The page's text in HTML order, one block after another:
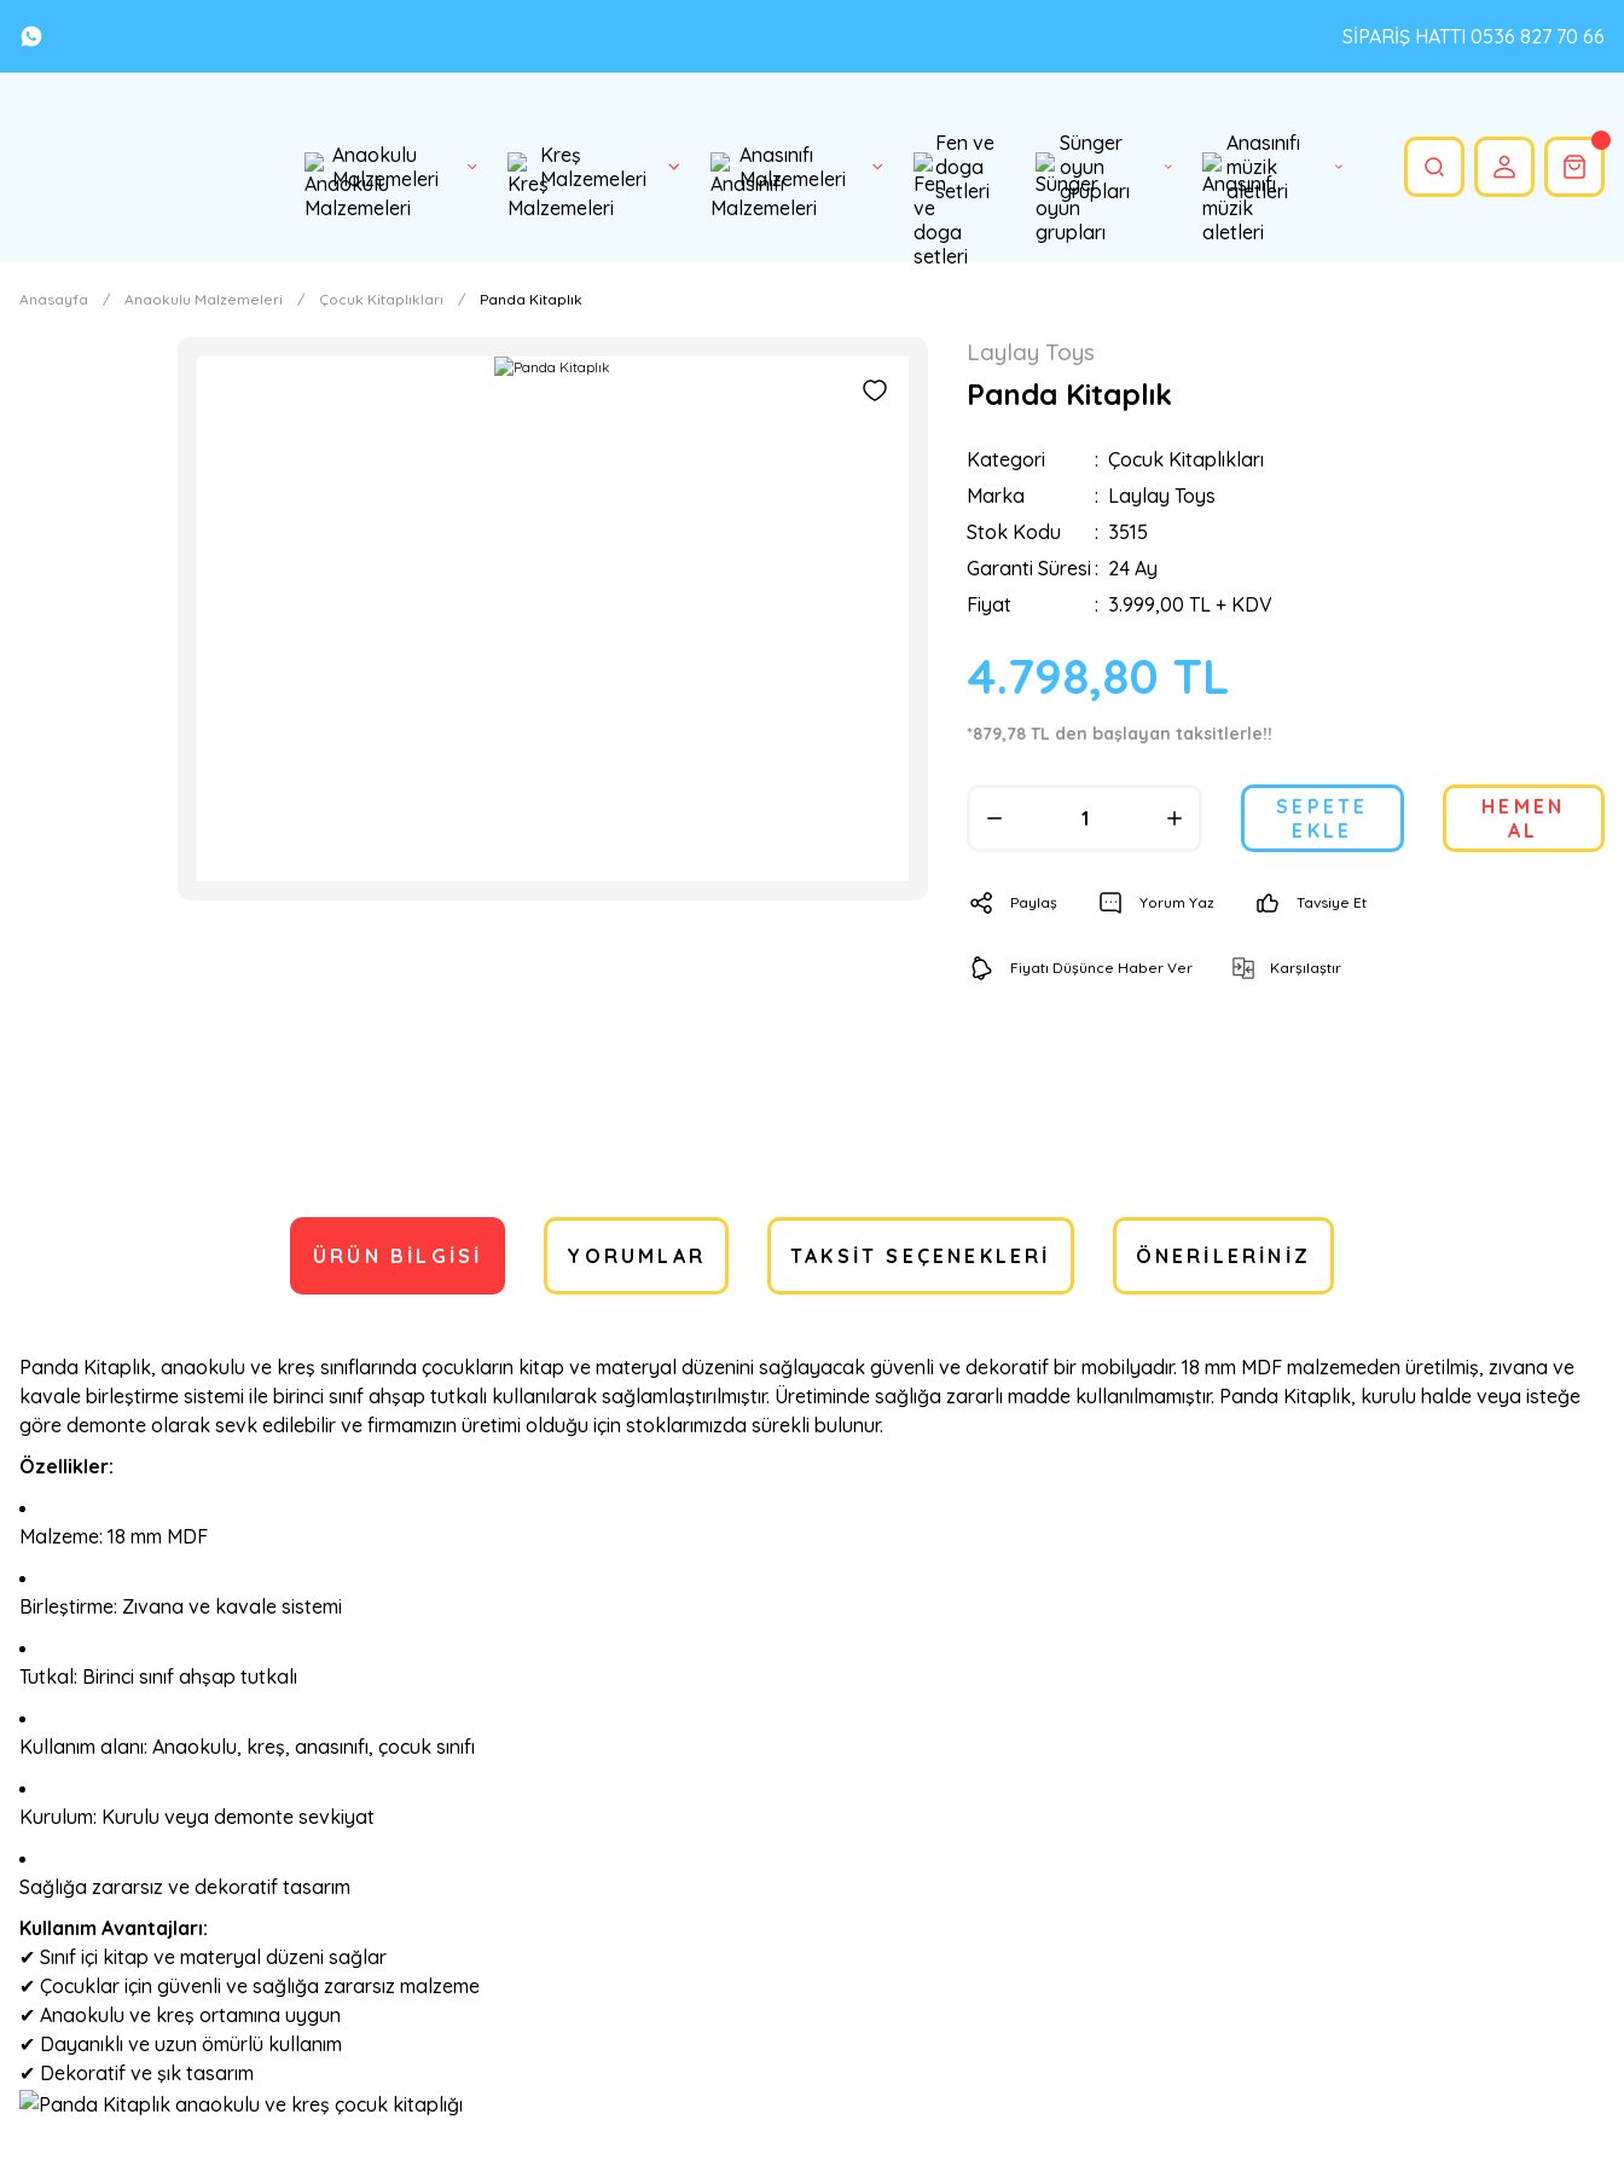
SİPARİŞ HATTI 0536 827 70 66
Anaokulu
Malzemeleri
Kreş
Malzemeleri
Anasınıfı
Malzemeleri
Fen ve
doga
setleri
Sünger
oyun
grupları
Anasınıfı
müzik
aletleri
Anasayfa Anaokulu Malzemeleri Çocuk Kitaplıkları Panda Kitaplık
Laylay Toys
Panda Kitaplık
Kategori
Çocuk Kitaplıkları
Marka
Laylay Toys
Stok Kodu
3515
Garanti Süresi
24 Ay
Fiyat
3.999,00 TL + KDV
4.798,80 TL
*879,78 TL den başlayan taksitlerle!!
SEPETE
EKLE
HEMEN
AL
Paylaş Yorum Yaz Tavsiye Et
Fiyatı Düşünce Haber Ver Karşılaştır
ÜRÜN BILGISI YORUMLAR TAKSIT SEÇENEKLERI ÖNERILERINIZ
Panda Kitaplık, anaokulu ve kreş sınıflarında çocukların kitap ve materyal düzenini sağlayacak güvenli ve dekoratif bir mobilyadır. 18 mm MDF malzemeden üretilmiş, zıvana ve
kavale birleştirme sistemi ile birinci sınıf ahşap tutkalı kullanılarak sağlamlaştırılmıştır. Üretiminde sağlığa zararlı madde kullanılmamıştır. Panda Kitaplık, kurulu halde veya isteğe
göre demonte olarak sevk edilebilir ve firmamızın üretimi olduğu için stoklarımızda sürekli bulunur.
Özellikler:
Malzeme: 18 mm MDF
Birleştirme: Zıvana ve kavale sistemi
Tutkal: Birinci sınıf ahşap tutkalı
Kullanım alanı: Anaokulu, kreş, anasınıfı, çocuk sınıfı
Kurulum: Kurulu veya demonte sevkiyat
Sağlığa zararsız ve dekoratif tasarım
Kullanım Avantajları:
✔ Sınıf içi kitap ve materyal düzeni sağlar
✔ Çocuklar için güvenli ve sağlığa zararsız malzeme
✔ Anaokulu ve kreş ortamına uygun
✔ Dayanıklı ve uzun ömürlü kullanım
✔ Dekoratif ve şık tasarım